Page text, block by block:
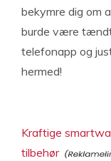
bekymre dig om
burde være tændt
telefonapp og
hermed!
Kraftige
tilbehør